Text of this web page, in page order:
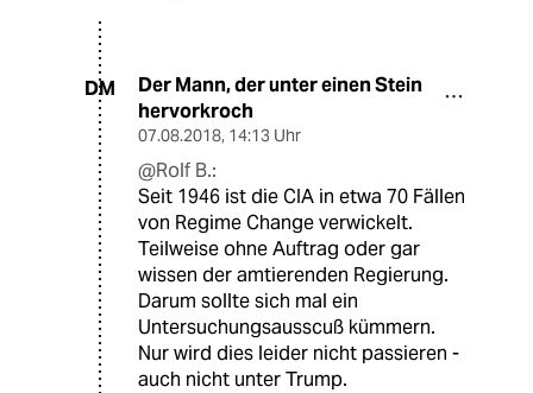
DM
Der Mann, der unter einen Stein
hervorkroch
07.08.2018, 14:13 Uhr
@Rolf B.:
Seit 1946 ist die CIA in etwa 70 Fällen
von Regime Change verwickelt.
Teilweise ohne Auftrag oder gar
wissen der amtierenden Regierung.
Darum sollte sich mal ein
Untersuchungsausscuß kümmern.
Nur wird dies leider nicht passieren -
auch nicht unter Trump.